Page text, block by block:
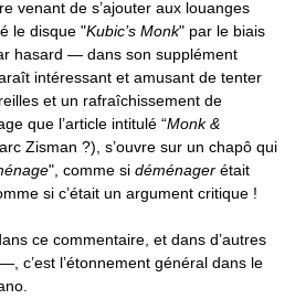
venant de s’ajouter aux louanges
le disque "Kubic’s Monk" par le biais
hasard — dans son supplément
intéressant et amusant de tenter
et un rafraîchissement de
que l’article intitulé “Monk &
Zisman ?), s’ouvre sur un chapô qui
", comme si déménager était
si c’était un argument critique !
ce commentaire, et dans d’autres
c’est l’étonnement général dans le